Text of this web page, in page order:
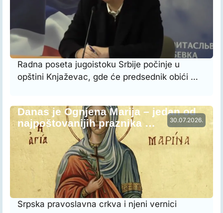
Radna poseta jugoistoku Srbije počinje u
opštini Knjaževac, gde će predsednik obići …
30.07.2026.
Danas je Ognjena Marija – jedan od
najpoštovanijih praznika …
Srpska pravoslavna crkva i njeni vernici